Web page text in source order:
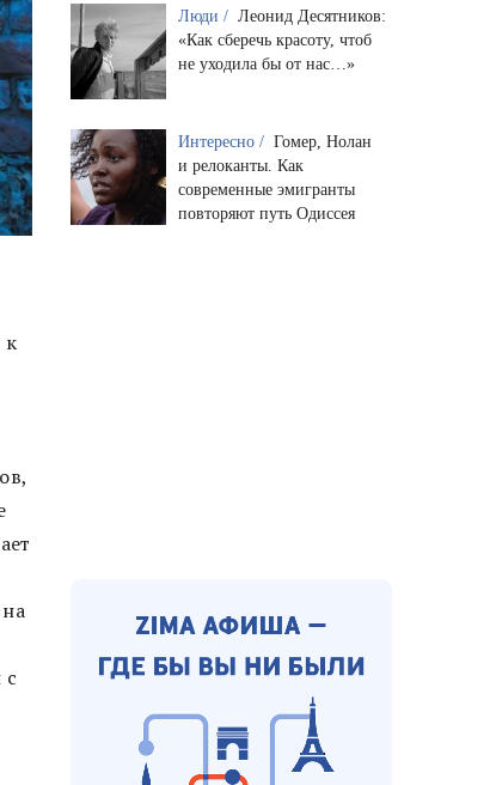
к
Люди / Леонид Десятников:
«Как сберечь красоту, чтоб
не уходила бы от нас…»
Интересно / Гомер, Нолан
и релоканты. Как
современные эмигранты
повторяют путь Одиссея